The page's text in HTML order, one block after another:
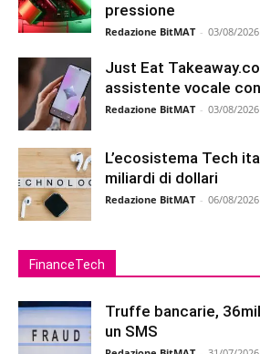
pressione
Redazione BitMAT - 03/08/2026
Just Eat
assistente vocale
Redazione BitMAT - 03/08/2026
L’ecosistema Tech
miliardi di dollari
Redazione BitMAT - 06/08/2026
FinanceTech
Truffe bancarie,
un SMS